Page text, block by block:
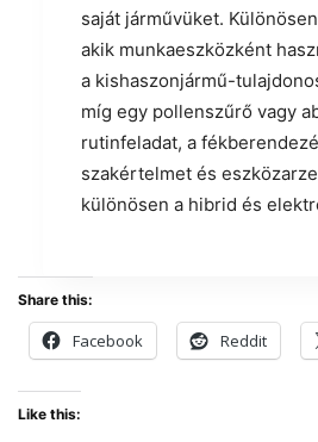
saját járművüket.
akik munkaeszközként
a kishaszonjármű-
míg egy pollenszűrő vagy
rutinfeladat, a
szakértelmet és
különösen a hibrid és
Share this:
Facebook Reddit
Like this: